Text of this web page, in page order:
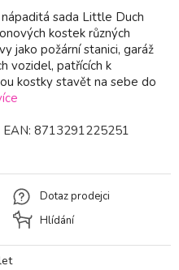
sada Little Duch
kostek různých
jako požární stanici, garáž
vozidel, patřících k
kostky stavět na sebe do
EAN: 8713291225251
Dotaz prodejci
Hlídání